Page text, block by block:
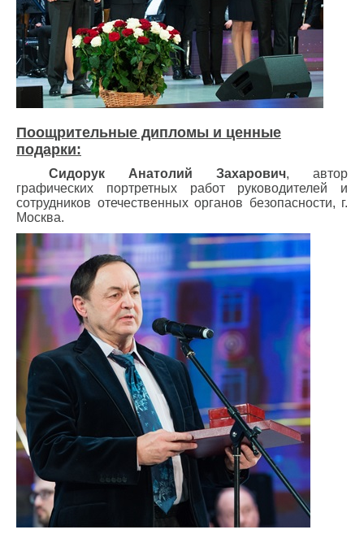
Поощрительные дипломы и ценные
подарки:
Сидорук Анатолий Захарович, автор
графических портретных работ руководителей и
сотрудников отечественных органов безопасности, г.
Москва.